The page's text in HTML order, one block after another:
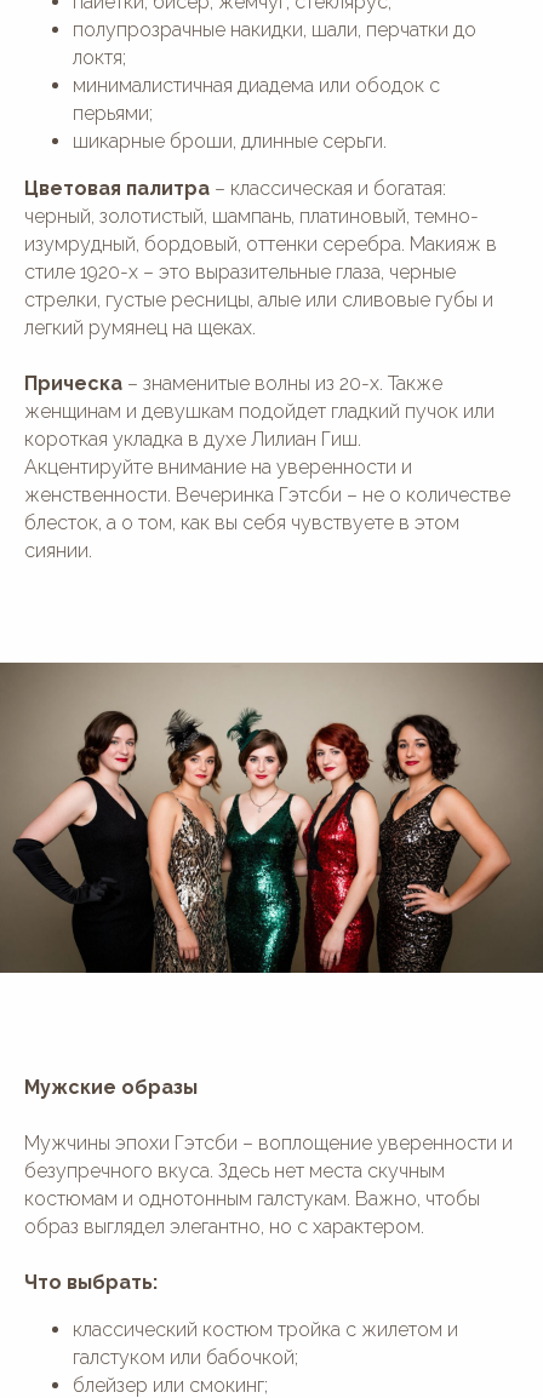
полупрозрачные накидки, шали, перчатки до
локтя;
минималистичная диадема или ободок с
перьями;
шикарные броши, длинные серьги.
Цветовая палитра – классическая и богатая:
черный, золотистый, шампань, платиновый, темно-
изумрудный, бордовый, оттенки серебра. Макияж в
стиле 1920-х – это выразительные глаза, черные
стрелки, густые ресницы, алые или сливовые губы и
легкий румянец на щеках.
Прическа – знаменитые волны из 20-х. Также
женщинам и девушкам подойдет гладкий пучок или
короткая укладка в духе Лилиан Гиш.
Акцентируйте внимание на уверенности и
женственности. Вечеринка Гэтсби – не о количестве
блесток, а о том, как вы себя чувствуете в этом
сиянии.
Мужские образы
Мужчины эпохи Гэтсби – воплощение уверенности и
безупречного вкуса. Здесь нет места скучным
костюмам и однотонным галстукам. Важно, чтобы
образ выглядел элегантно, но с характером.
Что выбрать:
классический костюм тройка с жилетом и
галстуком или бабочкой;
блейзер или смокинг;